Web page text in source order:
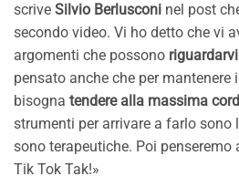
scrive Silvio Berlusconi nel post
secondo video. Vi ho detto che vi
argomenti che possono
pensato anche che per
bisogna tendere alla massima
strumenti per arrivare a farlo sono
sono terapeutiche. Poi penseremo
Tik Tok Tak!»